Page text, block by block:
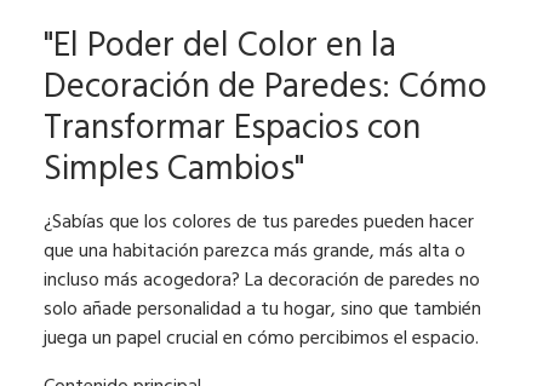
"El Poder del Color en la
Decoración de Paredes: Cómo
Transformar Espacios con
Simples Cambios"
¿Sabías que los colores de tus paredes pueden hacer
que una habitación parezca más grande, más alta o
incluso más acogedora? La decoración de paredes no
solo añade personalidad a tu hogar, sino que también
juega un papel crucial en cómo percibimos el espacio.